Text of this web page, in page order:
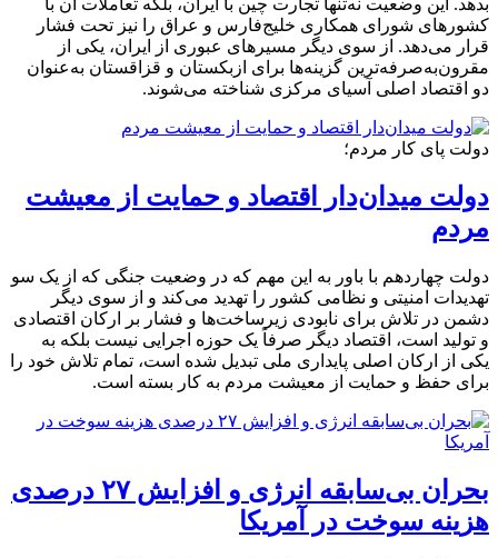
کشورهای شورای همکاری خلیج‌فارس و عراق را نیز تحت فشار
قرار می‌دهد. از سوی دیگر مسیرهای عبوری از ایران، یکی از
مقرون‌به‌صرفه‌ترین گزینه‌ها برای ازبکستان و قزاقستان به‌عنوان
دو اقتصاد اصلی آسیای مرکزی شناخته می‌شوند.
دولت پای کار مردم؛
دولت میدان‌دار اقتصاد و حمایت از معیشت
مردم
دولت چهاردهم با باور به این مهم که در وضعیت جنگی که از یک سو
تهدیدات امنیتی و نظامی کشور را تهدید می‌کند و از سوی دیگر
دشمن در تلاش برای نابودی زیرساخت‌ها و فشار بر ارکان اقتصادی
و تولید است، اقتصاد دیگر صرفاً یک حوزه اجرایی نیست بلکه به
یکی از ارکان اصلی پایداری ملی تبدیل شده است، تمام تلاش خود را
برای حفظ و حمایت از معیشت مردم به کار بسته است.
بحران بی‌سابقه انرژی و افزایش ۲۷ درصدی
هزینه سوخت در آمریکا